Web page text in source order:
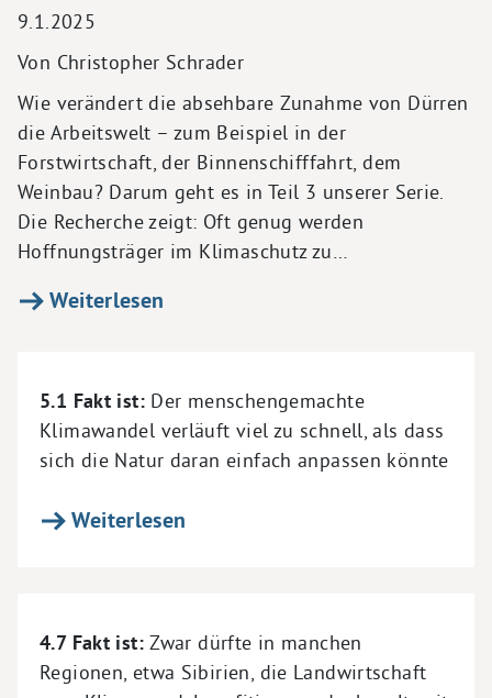
9.1.2025
Von Christopher Schrader
Wie verändert die absehbare Zunahme von Dürren
die Arbeitswelt – zum Beispiel in der
Forstwirtschaft, der Binnenschifffahrt, dem
Weinbau? Darum geht es in Teil 3 unserer Serie.
Die Recherche zeigt: Oft genug werden
Hoffnungsträger im Klimaschutz zu…
Weiterlesen
5.1 Fakt ist:Der menschengemachte
Klimawandel verläuft viel zu schnell, als dass
sich die Natur daran einfach anpassen könnte
Weiterlesen
4.7 Fakt ist:Zwar dürfte in manchen
Regionen, etwa Sibirien, die Landwirtschaft